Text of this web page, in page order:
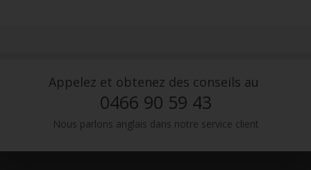
Appelez et obtenez des conseils au
0466 90 59 43
Nous parlons anglais dans notre service client